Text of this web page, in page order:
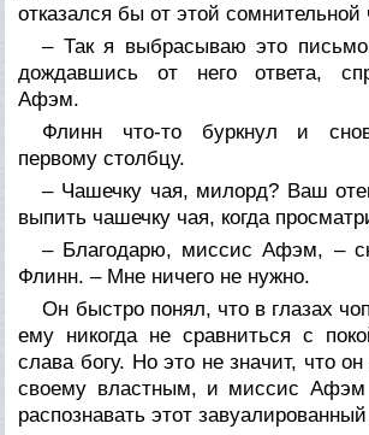
отказался бы от этой сомнительной
– Так я выбрасываю это
дождавшись от него ответа,
Афэм.
Флинн что-то буркнул и
первому столбцу.
– Чашечку чая, милорд? Ваш
выпить чашечку чая, когда
– Благодарю, миссис Афэм, –
Флинн. – Мне ничего не нужно.
Он быстро понял, что в глазах
ему никогда не сравниться с
слава богу. Но это не значит, что
своему властным, и миссис Афэм
распознавать этот